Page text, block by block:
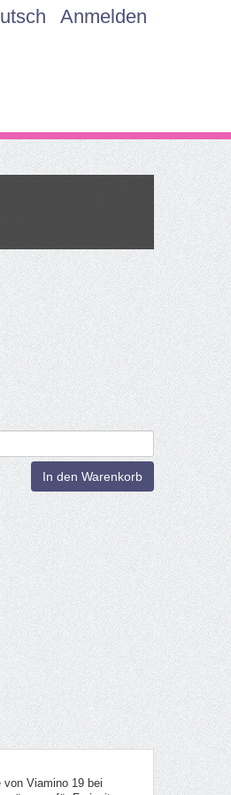
Anmelden
In den Warenkorb
Viamino 19 bei